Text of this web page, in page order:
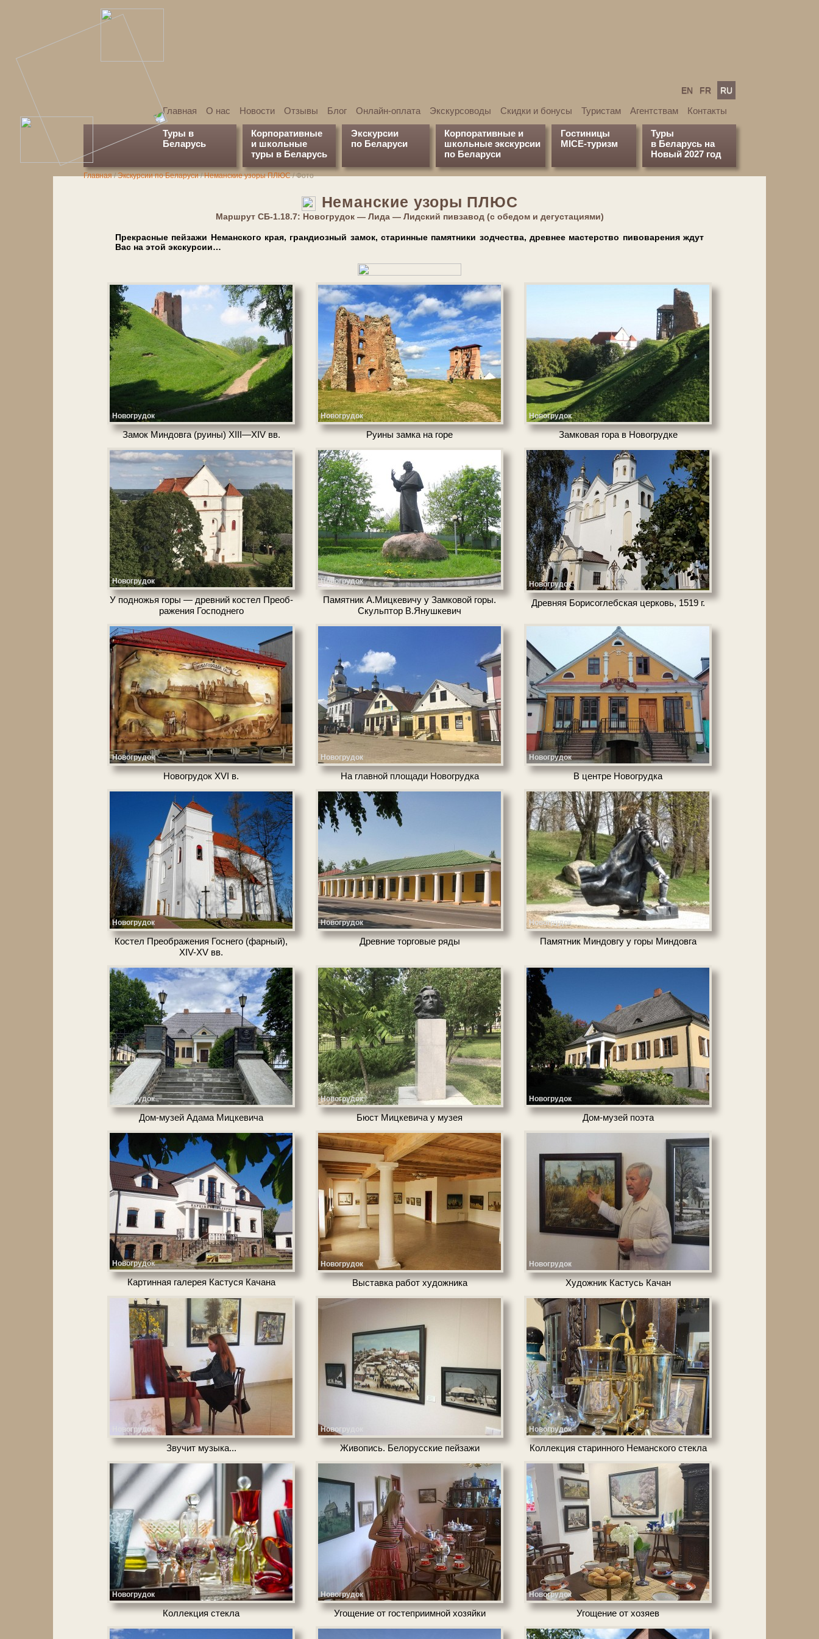
EN FR RU
Главная О нас Новости Отзывы Блог Онлайн-оплата Экскурсоводы Скидки и бонусы Туристам Агентствам Контакты
Туры в
Беларусь
Корпоративные
и школьные
туры в Беларусь
Экскурсии
по Беларуси
Корпоративные и
школьные экскурсии
по Беларуси
Гостиницы
MICE-туризм
Туры
в Беларусь на
Новый 2027 год
Главная/Экскурсии по Бе­ла­ру­си/Неманские узоры ПЛЮС/Фото
Неманские узоры ПЛЮС
Марш­рут СБ-1.18.7: Новогрудок — Лида — Лидский пивзавод (с обедом и дегустациями)
Прекрасные пей­за­жи Неманского края, грандиозный за­мок, ста­рин­ные па­мят­ни­ки зод­че­ства, древ­нее мастерство пивоварения ждут
Вас на этой экс­кур­сии…
Новогрудок
Замок Мин­дов­га (ру­и­ны) XIII—XIV вв.
Новогрудок
Руины зам­ка на го­ре
Новогрудок
Зам­ко­вая го­ра в Но­во­груд­ке
Новогрудок
У под­но­жья го­ры — древний ко­стел Пре­об­
ра­же­ния Господнего
Новогрудок
Памятник А.Миц­ке­ви­чу у Зам­ко­вой го­ры.
Скульптор В.Янушкевич
Новогрудок
Древняя Борисоглебская цер­ковь, 1519 г.
Новогрудок
Но­во­гру­док XVI в.
Новогрудок
На глав­ной пло­ща­ди Но­во­груд­ка
Новогрудок
В цен­тре Но­во­груд­ка
Новогрудок
Костел Пре­об­ра­же­ния Госнего (фарный),
XIV-XV вв.
Новогрудок
Древ­ние тор­го­вые ря­ды
Новогрудок
Памятник Миндовгу у го­ры Мин­дов­га
Новогрудок
Дом-музей Ада­ма Миц­ке­ви­ча
Новогрудок
Бюст Миц­ке­ви­ча у му­зея
Новогрудок
Дом-музей по­эта
Новогрудок
Картинная га­ле­рея Кастуся Ка­ча­на
Новогрудок
Выставка ра­бот ху­дож­ни­ка
Новогрудок
Художник Кастусь Качан
Новогрудок
Звучит музыка...
Новогрудок
Живопись. Белорусские пей­за­жи
Новогрудок
Коллекция ста­рин­но­го Неманского стек­ла
Новогрудок
Коллекция стек­ла
Новогрудок
Угощение от гостеприимной хо­зяй­ки
Новогрудок
Угощение от хозяев